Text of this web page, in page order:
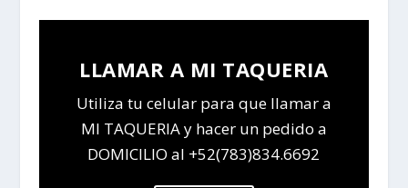
LLAMAR A MI TAQUERIA
Utiliza tu celular para que llamar a
MI TAQUERIA y hacer un pedido a
DOMICILIO al +52(783)834.6692